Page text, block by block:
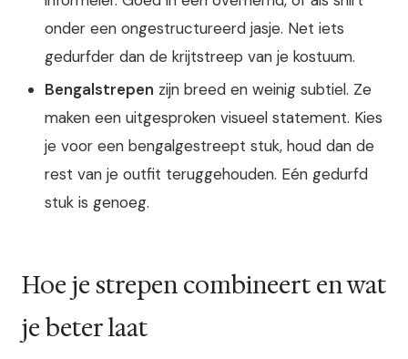
onder een ongestructureerd jasje. Net iets
gedurfder dan de krijtstreep van je kostuum.
Bengalstrepen zijn breed en weinig subtiel. Ze
maken een uitgesproken visueel statement. Kies
je voor een bengalgestreept stuk, houd dan de
rest van je outfit teruggehouden. Eén gedurfd
stuk is genoeg.
Hoe je strepen combineert en wat
je beter laat